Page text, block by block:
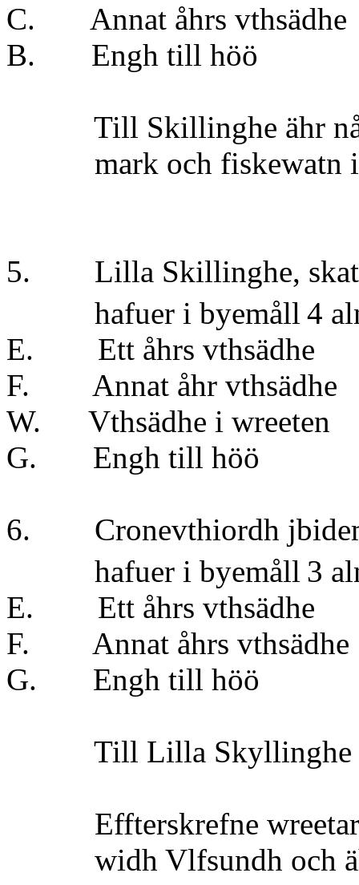
C. Annat åhrs
B. Engh till
Till Skillinghe ähr
mark och fiskewatn i
5. Lilla Skillinghe,
hafuer i byemåll 4
E. Ett åhrs
F. Annat åhr
W. Vthsädhe i
G. Engh till
6. Cronevthiordh
hafuer i byemåll 3
E. Ett åhrs
F. Annat åhrs
G. Engh till
Till Lilla Skyllinghe
Effterskrefne wreetar
widh Vlfsundh och